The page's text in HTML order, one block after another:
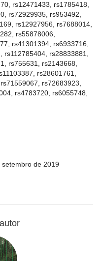
rs12471433, rs1785418,
rs72929935, rs953492,
rs12927956, rs7688014,
rs55878006,
rs41301394, rs6933716,
rs112785404, rs28833881,
rs755631, rs2143668,
rs28601761,
rs72683923,
rs4783720, rs6055748,
setembro de 2019